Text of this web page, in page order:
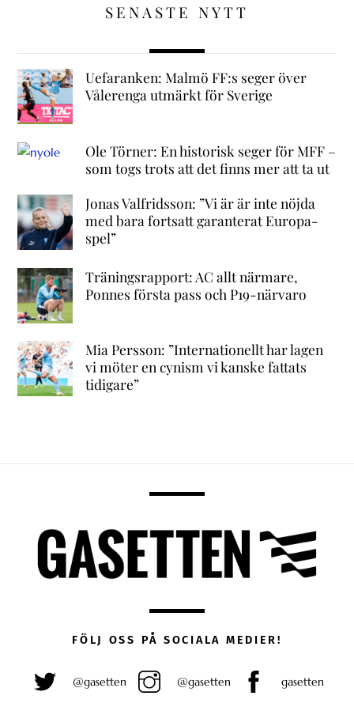
SENASTE NYTT
Uefaranken: Malmö FF:s seger över
Vålerenga utmärkt för Sverige
Ole Törner: En historisk seger för MFF –
som togs trots att det finns mer att ta ut
Jonas Valfridsson: ”Vi är är inte nöjda
med bara fortsatt garanterat Europa-
spel”
Träningsrapport: AC allt närmare,
Ponnes första pass och P19-närvaro
Mia Persson: ”Internationellt har lagen
vi möter en cynism vi kanske fattats
tidigare”
FÖLJ OSS PÅ SOCIALA MEDIER!
@gasetten @gasetten gasetten